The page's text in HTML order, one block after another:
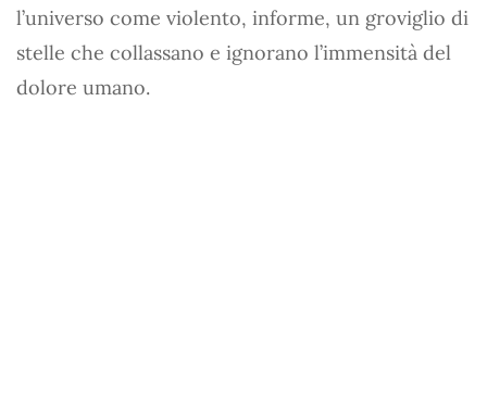
l’universo come violento, informe, un groviglio di
stelle che collassano e ignorano l’immensità del
dolore umano.